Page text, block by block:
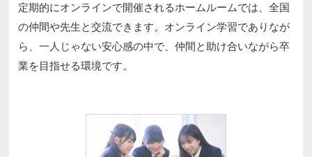
定期的にオンラインで開催されるホームルームでは、全国
の仲間や先生と交流できます。オンライン学習でありなが
ら、一人じゃない安心感の中で、仲間と助け合いながら卒
業を目指せる環境です。